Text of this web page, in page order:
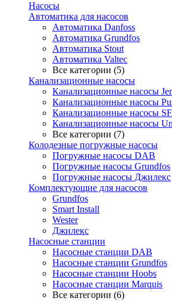
Насосы
Автоматика для насосов
Автоматика Danfoss
Автоматика Grundfos
Автоматика Stout
Автоматика Valtec
Все категории (5)
Канализационные насосы
Канализационные насосы
Канализационные насосы
Канализационные насосы
Канализационные насосы
Все категории (7)
Колодезные погружные насосы
Погружные насосы DAB
Погружные насосы Grundfos
Погружные насосы Джилекс
Комплектующие для насосов
Grundfos
Smart Install
Wester
Джилекс
Насосные станции
Насосные станции DAB
Насосные станции Grundfos
Насосные станции Hoobs
Насосные станции Marquis
Все категории (6)